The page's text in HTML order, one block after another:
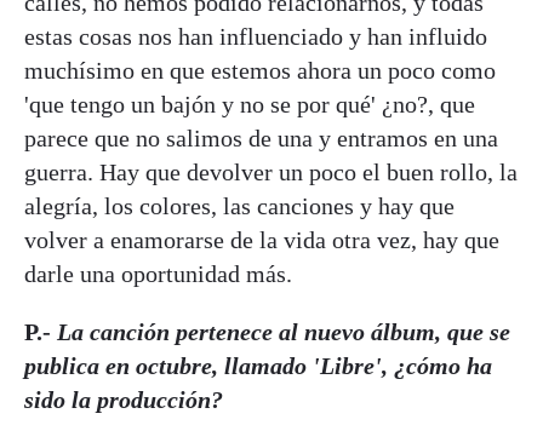
estas cosas nos han influenciado y han influido
muchísimo en que estemos ahora un poco como
'que tengo un bajón y no se por qué' ¿no?, que
parece que no salimos de una y entramos en una
guerra. Hay que devolver un poco el buen rollo, la
alegría, los colores, las canciones y hay que
volver a enamorarse de la vida otra vez, hay que
darle una oportunidad más.
P.- La canción pertenece al nuevo álbum, que se
publica en octubre, llamado 'Libre', ¿cómo ha
sido la producción?